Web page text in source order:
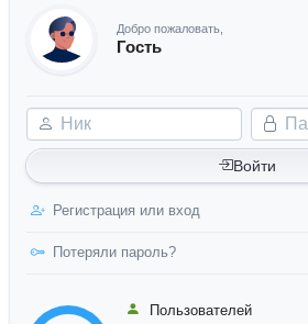
Добро пожаловать,
Гость
Ник Пароль
Войти
Регистрация или вход
Потеряли пароль?
Пользователей